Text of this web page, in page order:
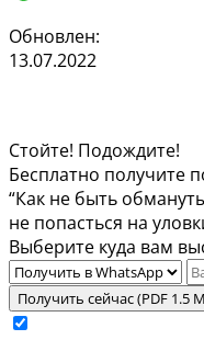
Обновлен:
13.07.2022
Стойте! Подождите!
Бесплатно получите
“Как не быть
не попасться на
Выберите куда вам
Получить сейчас (PDF 1.5